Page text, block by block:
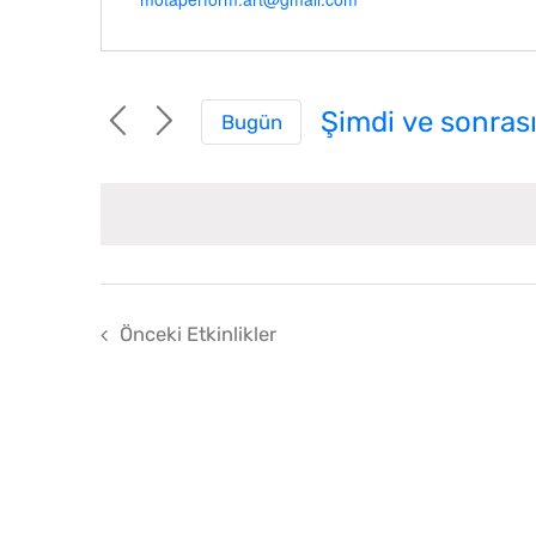
Bugün
Şimdi ve sonrası
Önceki Etkinlikler